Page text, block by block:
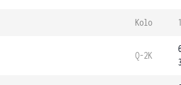
Kolo 1
Q-2K